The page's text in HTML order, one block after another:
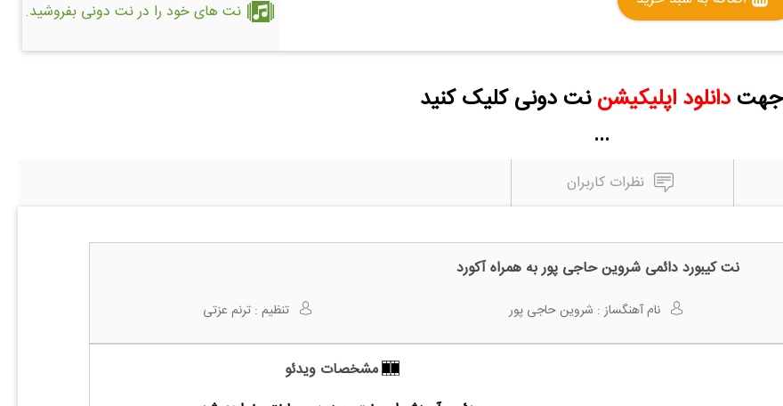
نت های خود را در نت دونی بفروشید.
جهتدانلود اپلیکیشن نت دونی کلیک کنید
...
نظرات کاربران
نت کیبورد دائمی شروین حاجی پور به همراه آکورد
نام آهنگساز : شروین حاجی پور تنظیم :ترنم عزتی
مشخصات ویدئو